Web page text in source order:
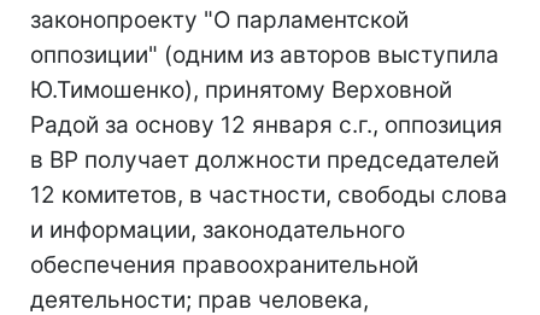
законопроекту "О парламентской
оппозиции" (одним из авторов выступила
Ю.Тимошенко), принятому Верховной
Радой за основу 12 января с.г., оппозиция
в ВР получает должности председателей
12 комитетов, в частности, свободы слова
и информации, законодательного
обеспечения правоохранительной
деятельности; прав человека,